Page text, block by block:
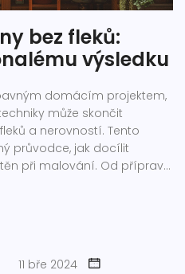
bez fleků:
výsledku
domácím projektem,
může skončit
a nerovností. Tento
průvodce, jak docílit
při malování. Od přípravy
11 bře 2024